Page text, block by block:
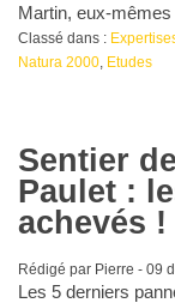
Martin, eux-mêmes
Classé dans :
Natura 2000, Etudes
Sentier
Paulet :
achevés !
Rédigé par Pierre - 09
Les 5 derniers